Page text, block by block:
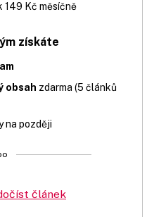
149 Kč měsíčně
získáte
obsah zdarma (5 článků
na později
článek